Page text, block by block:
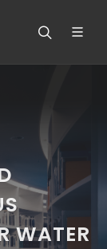
WATER